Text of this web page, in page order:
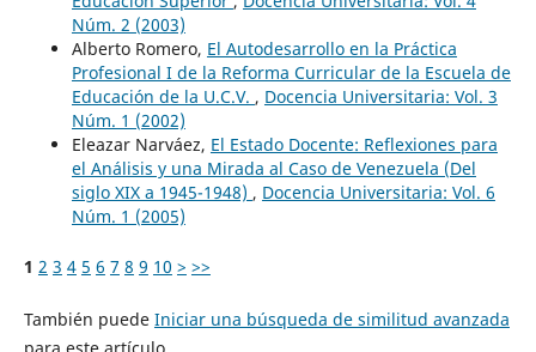
Núm. 2 (2003)
Alberto Romero, El Autodesarrollo en la Práctica
Profesional I de la Reforma Curricular de la Escuela de
Educación de la U.C.V. , Docencia Universitaria: Vol. 3
Núm. 1 (2002)
Eleazar Narváez, El Estado Docente: Reflexiones para
el Análisis y una Mirada al Caso de Venezuela (Del
siglo XIX a 1945-1948) , Docencia Universitaria: Vol. 6
Núm. 1 (2005)
1 2 3 4 5 6 7 8 9 10 > >>
También puede Iniciar una búsqueda de similitud avanzada